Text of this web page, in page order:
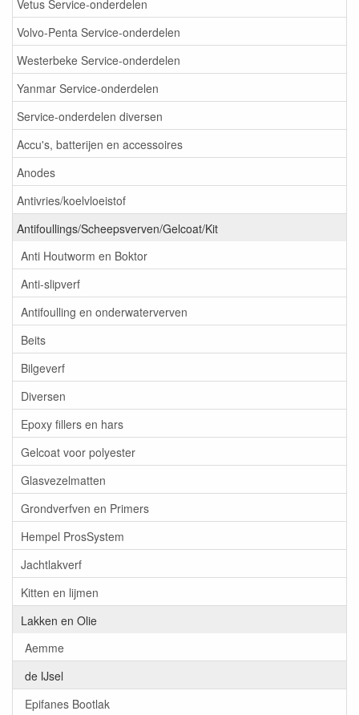
Vetus Service-onderdelen
Volvo-Penta Service-onderdelen
Westerbeke Service-onderdelen
Yanmar Service-onderdelen
Service-onderdelen diversen
Accu's, batterijen en accessoires
Anodes
Antivries/koelvloeistof
Antifoullings/Scheepsverven/Gelcoat/Kit
Anti Houtworm en Boktor
Anti-slipverf
Antifoulling en onderwaterverven
Beits
Bilgeverf
Diversen
Epoxy fillers en hars
Gelcoat voor polyester
Glasvezelmatten
Grondverfven en Primers
Hempel ProsSystem
Jachtlakverf
Kitten en lijmen
Lakken en Olie
Aemme
de IJsel
Epifanes Bootlak